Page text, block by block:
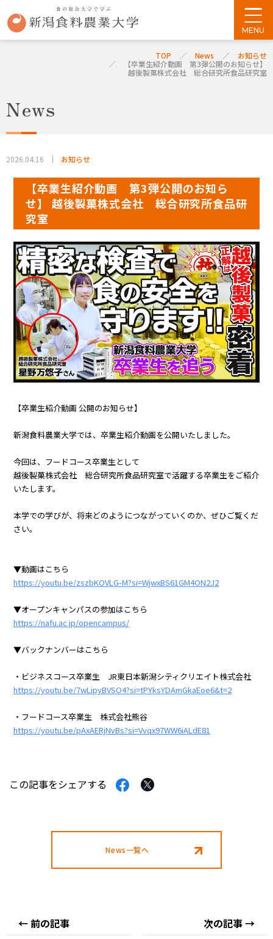
TOP News
お知らせ
【卒業生紹介動画 第3弾公開のお知らせ】
越後製菓株式会社 総合研究所食品研究室
News
2026.04.16 お知らせ
【卒業生紹介動画 第3弾公開のお知ら
せ】 越後製菓株式会社 総合研究所食品研
究室
【卒業生紹介動画 公開のお知らせ】
新潟食料農業大学では、卒業生紹介動画を公開いたしました。
今回は、フードコース卒業生として
越後製菓株式会社 総合研究所食品研究室で活躍する卒業生をご紹介
いたします。
本学での学びが、将来どのようにつながっていくのか、ぜひご覧くだ
さい。
▼動画はこちら
https://youtu.be/zszbKOVLG-M?si=WjwxBS61GM4ON2J2
▼オープンキャンパスの参加はこちら
https://nafu.ac.jp/opencampus/
▼バックナンバーはこちら
・ビジネスコース卒業生 JR東日本新潟シティクリエイト株式会社
https://youtu.be/7wLipyBVSO4?si=tPYksYDAmGkaEoe6&t=2
・フードコース卒業生 株式会社熊谷
https://youtu.be/pAxAERjNvBs?si=Vvqx97WW6iALdE81
この記事をシェアする Facebook
ア
る
Twitter
ア
News一覧へ
← 前の記事 次の記事 →